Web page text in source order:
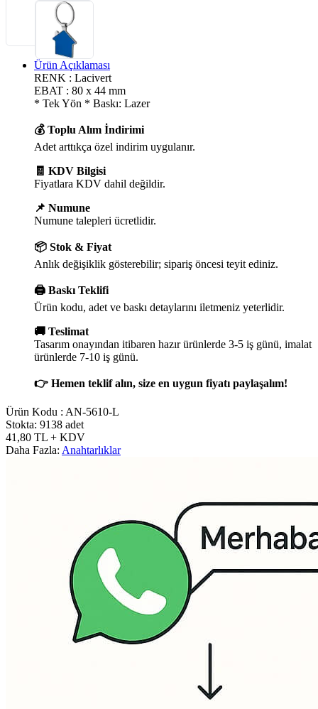
Ürün Açıklaması
RENK : Lacivert
EBAT : 80 x 44 mm
* Tek Yön * Baskı: Lazer
💰 Toplu Alım İndirimi
Adet arttıkça özel indirim uygulanır.
🧾 KDV Bilgisi
Fiyatlara KDV dahil değildir.
📌 Numune
Numune talepleri ücretlidir.
📦 Stok & Fiyat
Anlık değişiklik gösterebilir; sipariş öncesi teyit ediniz.
🖨️ Baskı Teklifi
Ürün kodu, adet ve baskı detaylarını iletmeniz yeterlidir.
🚚 Teslimat
Tasarım onayından itibaren hazır ürünlerde 3-5 iş günü, imalat
ürünlerde 7-10 iş günü.
👉 Hemen teklif alın, size en uygun fiyatı paylaşalım!
Ürün Kodu : AN-5610-L
Stokta: 9138 adet
41,80 TL + KDV
Daha Fazla: Anahtarlıklar